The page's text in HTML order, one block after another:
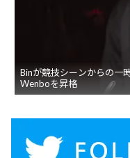
Binが競技シーンからの一
Wenboを昇格